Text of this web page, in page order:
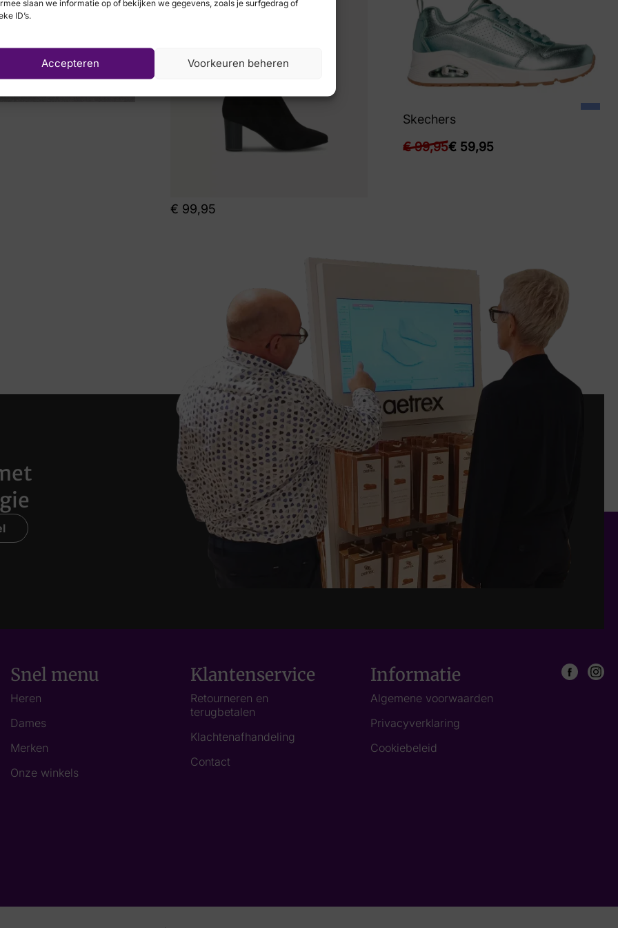
slaan we informatie op of bekijken we gegevens, zoals je surfgedrag of
ID’s.
Accepteren Voorkeuren beheren
€ 99,95
Skechers
€99,95€ 59,95
Snel menu
Heren
Dames
Merken
Onze winkels
Klantenservice
Retourneren en
terugbetalen
Klachtenafhandeling
Contact
Informatie
Algemene voorwaarden
Privacyverklaring
Cookiebeleid